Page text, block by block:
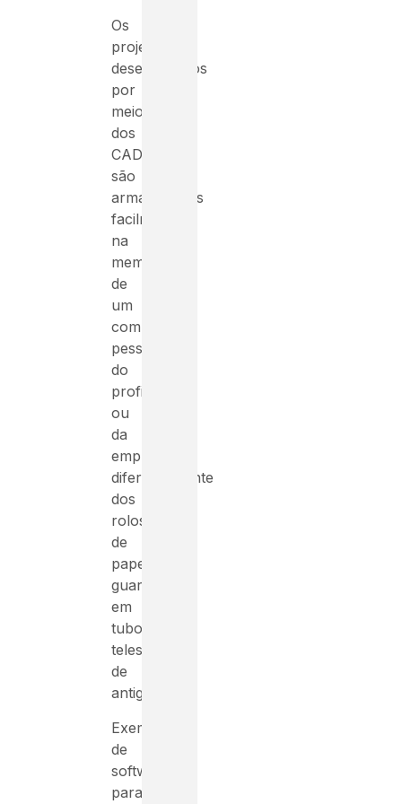
Os
projetos
desenvolvidos
por
meio
dos
CAD’s
são
armazenados
facilmente
na
memória
de
um
computador
pessoal
do
profissional
ou
da
empresa,
diferentemente
dos
rolos
de
papeis
guardados
em
tubos
telescópicos
de
antigamente.
Exemplos
de
software
para